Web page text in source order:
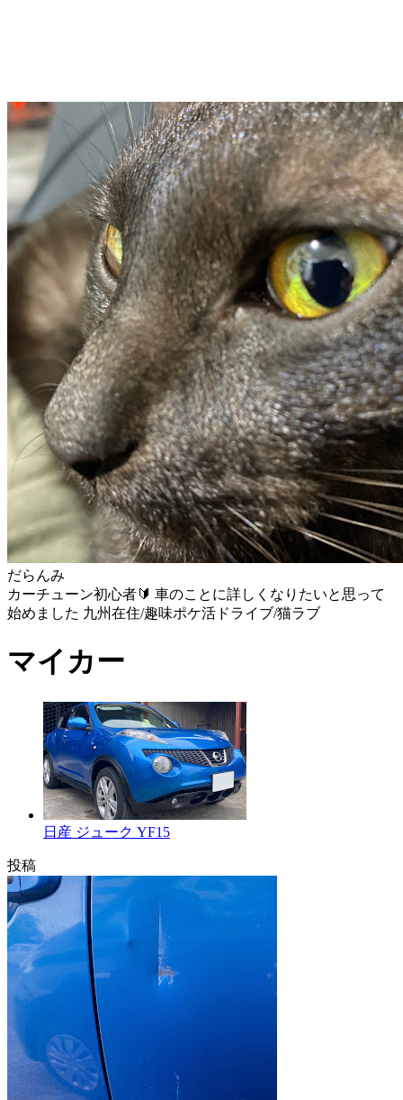
だらんみ
カーチューン初心者🔰 車のことに詳しくなりたいと思って
始めました 九州在住/趣味ポケ活ドライブ/猫ラブ
マイカー
日産 ジューク YF15
投稿